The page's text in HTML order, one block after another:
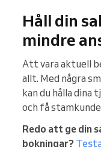
Håll din
mindre
Att vara aktuell
allt. Med några
kan du hålla dina
och få
Redo att ge din
bokningar?